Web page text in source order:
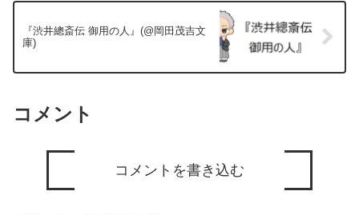
『渋井總斎伝 御用の人』(@岡田茂吉文
庫)
コメント
コメントを書き込む